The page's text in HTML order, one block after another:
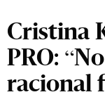
Cristina
PRO:
racional